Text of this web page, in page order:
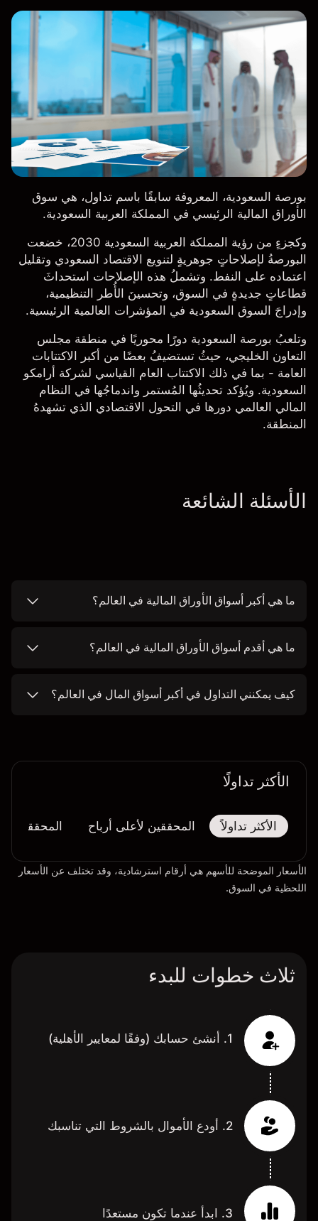
بورصة السعودية، المعروفة سابقًا باسم تداول، هي سوق
الأوراق المالية الرئيسي في المملكة العربية السعودية.
وكجزءٍ من رؤية المملكة العربية السعودية 2030، خضعت
البورصةُ لإصلاحاتٍ جوهريةٍ لتنويع الاقتصاد السعودي وتقليل
اعتماده على النفط. وتشملُ هذه الإصلاحات استحداثَ
قطاعاتٍ جديدةٍ في السوق، وتحسينَ الأُطر التنظيمية،
وإدراجَ السوق السعودية في المؤشرات العالمية الرئيسية.
وتلعبُ بورصة السعودية دورًا محوريًا في منطقة مجلس
التعاون الخليجي، حيثُ تستضيفُ بعضًا من أكبر الاكتتابات
العامة - بما في ذلك الاكتتاب العام القياسي لشركة أرامكو
السعودية. ويُؤكد تحديثُها المُستمر واندماجُها في النظام
المالي العالمي دورها في التحول الاقتصادي الذي تشهدهُ
المنطقة.
الأسئلة الشائعة
ما هي أكبر أسواق الأوراق المالية في العالم؟
ما هي أقدم أسواق الأوراق المالية في العالم؟
كيف يمكنني التداول في أكبر أسواق المال في العالم؟
الأكثر تداولًا
الأكثر تداولاً المحققين لأعلى أرباح المحققين
الأسعار الموضحة للأسهم هي أرقام استرشادية، وقد تختلف عن الأسعار
اللحظية في السوق.
ثلاث خطوات للبدء
1. أنشئ حسابك (وفقًا لمعايير الأهلية)
2. أودع الأموال بالشروط التي تناسبك
3. ابدأ عندما تكون مستعدًا